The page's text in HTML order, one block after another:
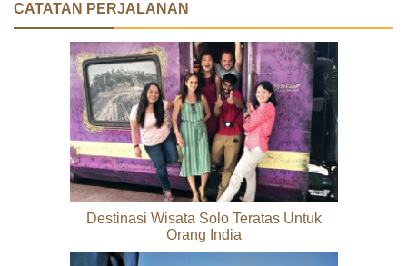
CATATAN PERJALANAN
Destinasi Wisata Solo Teratas Untuk
Orang India